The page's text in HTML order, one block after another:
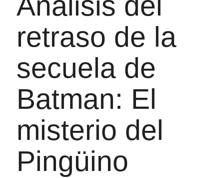
retraso de la
secuela de
Batman: El
misterio del
Pingüino